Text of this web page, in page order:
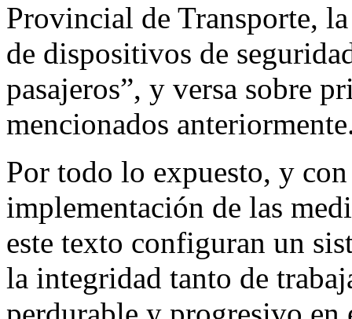
Provincial de Transporte,
de dispositivos de
pasajeros”, y versa sobre
mencionados
Por todo lo expuesto, y
implementación de las
este texto configuran un
la integridad tanto de